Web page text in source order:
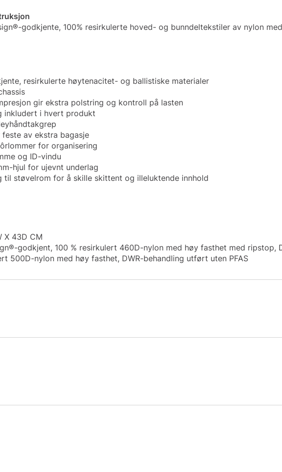
godkjente, 100% resirkulerte hoved- og bunndeltekstiler av nylon
resirkulerte høytenacitet- og ballistiske materialer
gir ekstra polstring og kontroll på lasten
inkludert i hvert produkt
av ekstra bagasje
for organisering
og ID-vindu
hjul for ujevnt underlag
til støvelrom for å skille skittent og illeluktende innhold
X 43D CM
godkjent, 100 % resirkulert 460D-nylon med høy fasthet med ripstop,
500D-nylon med høy fasthet, DWR-behandling utført uten PFAS